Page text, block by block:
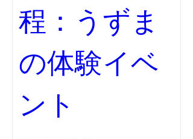
程：うずま
の体験イベ
ント